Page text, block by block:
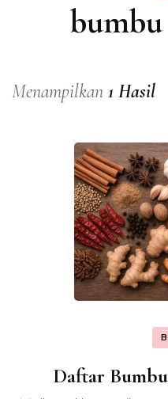
bumbu
Menampilkan 1 Hasil
Daftar